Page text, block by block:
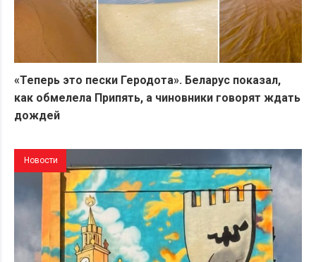
«Теперь это пески Геродота». Беларус показал,
как обмелела Припять, а чиновники говорят ждать
дождей
Новости